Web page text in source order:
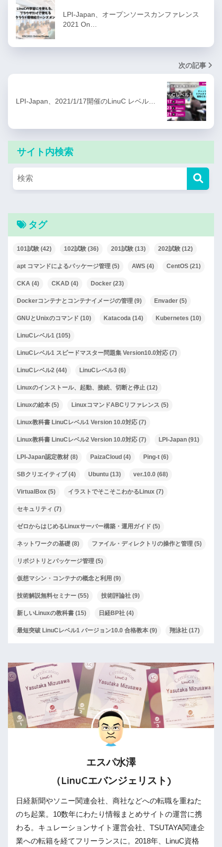
LPI-Japan、オープンソースカンファレンス
2021 On…
次の記事
LPI-Japan、2021/1/17開催のLinuC レベル…
サイト内検索
タグ
101試験 (42) 102試験 (36) 201試験 (13) 202試験 (12)
apt コマンドによるパッケージ管理 (5) AWS (4) CentOS (21)
CKA (4) CKAD (4) Docker (23)
Dockerコンテナとコンテナイメージの管理 (9) Envader (5)
GNUとUnixのコマンド (10) Katacoda (14) Kubernetes (10)
LinuCレベル1 (105)
LinuCレベル1 スピードマスター問題集 Version10.0対応 (7)
LinuCレベル2 (44) LinuCレベル3 (6)
Linuxのインストール、起動、接続、切断と停止 (12)
Linuxの絵本 (5) LinuxコマンドABCリファレンス (5)
Linux教科書 LinuCレベル1 Version 10.0対応 (7)
Linux教科書 LinuCレベル2 Version 10.0対応 (7) LPI-Japan (91)
LPI-Japan認定教材 (8) PaizaCloud (4) Ping-t (6)
SBクリエイティブ(4) Ubuntu (13) ver.10.0 (68)
VirtualBox (5) イラストでそこそこわかるLinux (7)
セキュリティ (7)
ゼロからはじめるLinuxサーバー構築・運用ガイド (5)
ネットワークの基礎 (8) ファイル・ディレクトリの操作と管理 (5)
リポジトリとパッケージ管理 (5)
仮想マシン・コンテナの概念と利用 (9)
技術解説無料セミナー (55) 技術評論社 (9)
新しいLinuxの教科書 (15) 日経BP社 (4)
最短突破 LinuCレベル1 バージョン10.0 合格教本 (9) 翔泳社 (17)
エスパ水澤
（LinuCエバンジェリスト)
日経新聞やソニー関連会社、商社などへの転職を重ねた
のち起業。10数年にわたり情報まとめサイトの運営に携
わる。キュレーションサイト運営会社、TSUTAYA関連企
業への転籍を経てフリーランスに。2018年、LinuC資格